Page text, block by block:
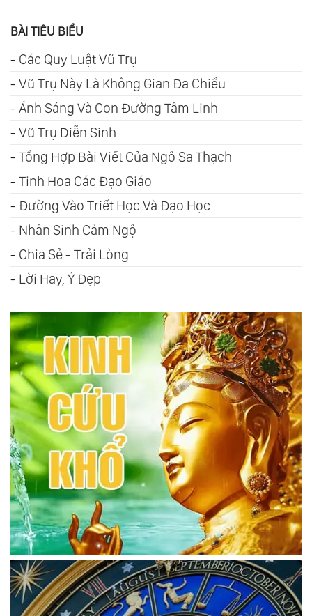
BÀI TIÊU BIỂU
- Các Quy Luật Vũ Trụ
- Vũ Trụ Này Là Không Gian Đa Chiều
- Ánh Sáng Và Con Đường Tâm Linh
- Vũ Trụ Diễn Sinh
- Tổng Hợp Bài Viết Của Ngô Sa Thạch
- Tinh Hoa Các Đạo Giáo
- Đường Vào Triết Học Và Đạo Học
- Nhân Sinh Cảm Ngộ
- Chia Sẻ - Trải Lòng
- Lời Hay, Ý Đẹp